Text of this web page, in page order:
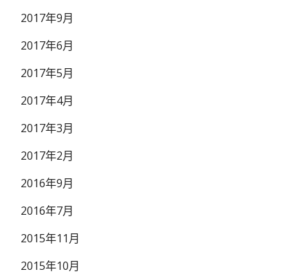
2017年9月
2017年6月
2017年5月
2017年4月
2017年3月
2017年2月
2016年9月
2016年7月
2015年11月
2015年10月